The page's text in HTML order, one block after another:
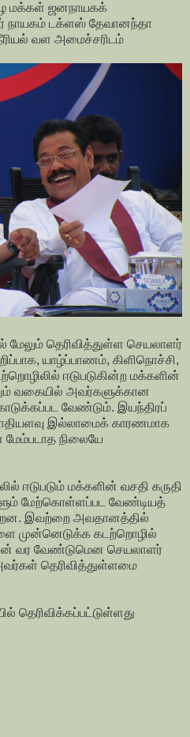
மக்கள் ஜனநாயகக்
நாயகம் டக்ளஸ் தேவானந்தா
வள அமைச்சரிடம்
தெரிவித்துள்ள செயலாளர்
யாழ்ப்பாணம், கிளிநொச்சி,
ஈடுபடுகின்ற மக்களின்
வகையில் அவர்களுக்கான
வேண்டும். இயந்திரப்
இல்லாமைக் காரணமாக
நிலையே
மக்களின் வசதி கருதி
மேற்கொள்ளப்பட வேண்டியத்
இவற்றை அவதானத்தில்
முன்னெடுக்க கடற்றொழில்
வர வேண்டுமென செயலாளர்
தெரிவித்துள்ளமை
தெரிவிக்கப்பட்டுள்ளது